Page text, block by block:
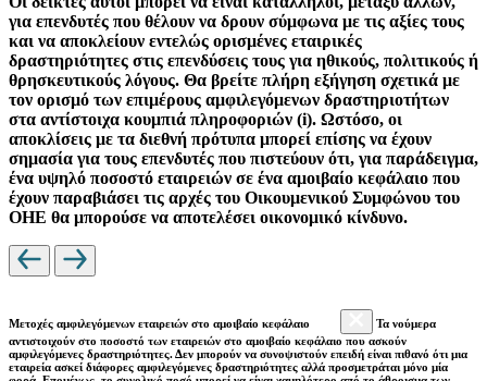
για επενδυτές που θέλουν να δρουν σύμφωνα με τις αξίες τους
και να αποκλείουν εντελώς ορισμένες εταιρικές
δραστηριότητες στις επενδύσεις τους για ηθικούς, πολιτικούς ή
θρησκευτικούς λόγους. Θα βρείτε πλήρη εξήγηση σχετικά με
τον ορισμό των επιμέρους αμφιλεγόμενων δραστηριοτήτων
στα αντίστοιχα κουμπιά πληροφοριών (i). Ωστόσο, οι
αποκλίσεις με τα διεθνή πρότυπα μπορεί επίσης να έχουν
σημασία για τους επενδυτές που πιστεύουν ότι, για παράδειγμα,
ένα υψηλό ποσοστό εταιρειών σε ένα αμοιβαίο κεφάλαιο που
έχουν παραβιάσει τις αρχές του Οικουμενικού Συμφώνου του
ΟΗΕ θα μπορούσε να αποτελέσει οικονομικό κίνδυνο.
Μετοχές αμφιλεγόμενων εταιρειών στο αμοιβαίο κεφάλαιο
Τα νούμερα
αντιστοιχούν στο ποσοστό των εταιρειών στο αμοιβαίο κεφάλαιο που ασκούν
αμφιλεγόμενες δραστηριότητες. Δεν μπορούν να συνοψιστούν επειδή είναι πιθανό ότι μια
εταιρεία ασκεί διάφορες αμφιλεγόμενες δραστηριότητες αλλά προσμετράται μόνο μία